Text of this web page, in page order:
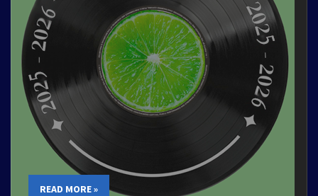
READ MORE »